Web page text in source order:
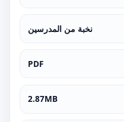
نخبة من المدرسين
PDF
2.87MB